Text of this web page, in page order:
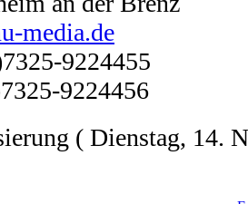
media.de
9224455
9224456
( Dienstag, 14.